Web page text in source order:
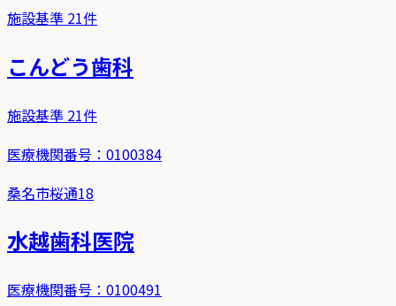
施設基準 21件
こんどう歯科
施設基準 21件
医療機関番号： 0100384
桑名市桜通18
水越歯科医院
医療機関番号： 0100491